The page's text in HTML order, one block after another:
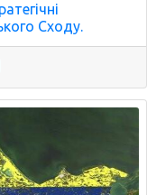
Сходу.